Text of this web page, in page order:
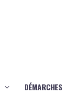
DÉMARCHES